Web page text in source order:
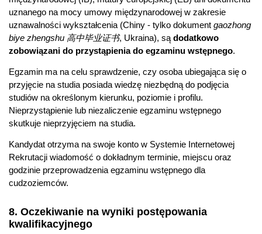
uznanego na mocy umowy międzynarodowej w zakresie
uznawalności wykształcenia (Chiny - tylko dokument gaozhong
biye zhengshu 高中毕业证书, Ukraina), są dodatkowo
zobowiązani do przystąpienia do egzaminu wstępnego.
Egzamin ma na celu sprawdzenie, czy osoba ubiegająca się o
przyjęcie na studia posiada wiedzę niezbędną do podjęcia
studiów na określonym kierunku, poziomie i profilu.
Nieprzystąpienie lub niezaliczenie egzaminu wstępnego
skutkuje nieprzyjęciem na studia.
Kandydat otrzyma na swoje konto w Systemie Internetowej
Rekrutacji wiadomość o dokładnym terminie, miejscu oraz
godzinie przeprowadzenia egzaminu wstępnego dla
cudzoziemców.
8. Oczekiwanie na wyniki postępowania
kwalifikacyjnego